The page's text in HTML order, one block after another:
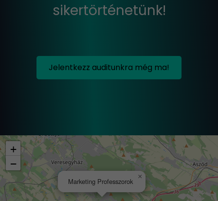
sikertörténetünk!
Jelentkezz auditunkra még ma!
Marketing Professzorok
×
+
−